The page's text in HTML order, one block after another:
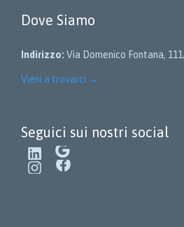
Dove Siamo
Indirizzo: Via Domenico Fontana,
Vieni a trovarci →
Seguici sui nostri social
LinkedIn Google
InstagramFacebook